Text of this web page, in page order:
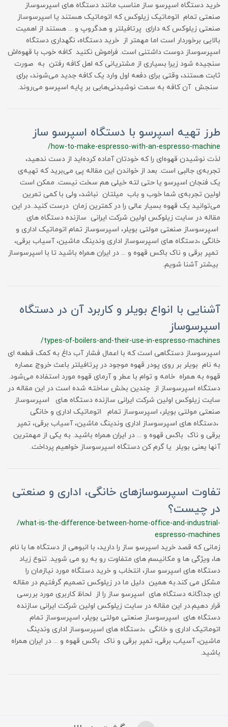
خرید دستگاه اسپرسو ساز مناسب مانند دستگاه های اسپرسوساز
صنعتی تمام اتوماتیک زیلوکس که اتوماتیک هستند یا اسپرسوساز
صنعتی زیلوکس که دارای پرتافیلتر و هدگروپ و ... هستند از اهمیت
بالایی برخوردار است اما مهمتر از خرید دستگاه، نگهداری دستگاه
اسپرسوساز دوست داشتنی است. فراموش نکنید کافه خوب با قهوه‌اش
سنجیده شود زیرا بسیاری از مشتریانی که اهل کافه رفتن به صورت
ثابت هستند، وقتی برای دفعه اول وارد یک کافه جدید می‌شوند، برای
سنجش آن کافه به سمت نوشیدنی‌هایی بر پایه اسپرسو می‌روند.
طرز تهیه اسپرسو با دستگاه اسپرسو ساز
/how-to-make-espresso-with-an-espresso-machine
لذت نوشیدن قهوه‌ای را که خودتان آماده کرده‌اید از دست ندهید،
تجربه‌ی جالبی است. بعد از خواندن این مقاله پی می‌برید که تهیه‌ی
یک فنجان اسپرسو یا حتی لته خیلی هم سخت نیست. ممکن است
اولین تجربه‌ی شما خوب و باب میلتان نباشد، ولی با کمی تمرین
می‌توانید یک قهوه بسیار عالی را در کمترین زمان درست کنید..در این
مقاله در سایت زیلوکس اولین شرکت ایرانی سازنده دستگاه های
اسپرسوساز صنعتی مولتی بویلر، اسپرسوساز تمام اتوماتیک اداری و
خانگی ،دستگاه های اسپرسوساز اداری وندینگ ماشین، آسیاب برقی،
تمپر برقی و ناک باکس قهوه و ... در ایران همراه باشید تا با اسپرسوساز
بیشتر آشنا شویم.
آشنایی با انواع بویلر و کاربرد آن در دستگاه
اسپرسوساز
/types-of-boilers-and-their-use-in-espresso-machines
اسپرسوساز دستگاهی است که با اعمال فشار آب داغ به کمک قطعه ای
به نام بویلر بر روی پودر قهوه موجود در پرتافیلتر باعث خروج عصاره
قهوه به همراه خامه و توام با عطر و آرمای قهوه مورد استفاده می‌شود.
دستگاه اسپرسوساز از چندین بخش ساخته شده است در این مقاله در
سایت زیلوکس اولین شرکت ایرانی سازنده دستگاه های اسپرسوساز
صنعتی مولتی بویلر، اسپرسوساز تمام اتوماتیک اداری و خانگی
،دستگاه های اسپرسوساز اداری وندینگ ماشین، آسیاب برقی، تمپر
برقی و ناک باکس قهوه و ... در ایران همراه باشید. به یکی از مهمترین
آنها یعنی بویلر یا گرم کن دستگاه اسپرسوساز خواهیم پرداخت.
تفاوت اسپرسوسازهای خانگی، اداری و صنعتی
در چیست؟
/what-is-the-difference-between-home-office-and-industrial-
espresso-machines
زمانی که قصد خرید اسپرسو ساز را دارید، با انبوهی از دستگاه ها با نام
ها، ویژگی ها و مکانیسم های متفاوت رو به رو می شوید. تنوع زیاد
دستگاه های اسپرسو ساز، انتخاب و خرید دستگاه مورد نیازمان را
مشکل می کند.به همین دلیل ما در زیلوکس تصمیم گرفتیم در مقاله
ای جداگانه دستگاه های اسپرسو ساز را از لحاظ کاربری مورد بررسی
قرار دهیم.در این مقاله در سایت زیلوکس اولین شرکت ایرانی سازنده
دستگاه های اسپرسوساز صنعتی مولتی بویلر، اسپرسوساز تمام
اتوماتیک اداری و خانگی ،دستگاه های اسپرسوساز اداری وندینگ
ماشین، آسیاب برقی، تمپر برقی و ناک باکس قهوه و ... در ایران همراه
باشید.